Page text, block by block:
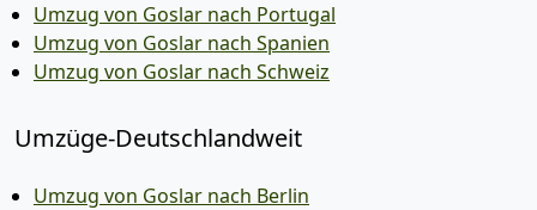
Umzug von Goslar nach Portugal
Umzug von Goslar nach Spanien
Umzug von Goslar nach Schweiz
Umzüge-Deutschlandweit
Umzug von Goslar nach Berlin